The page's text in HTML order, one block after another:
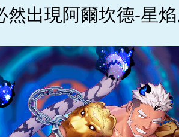
然出現阿爾坎德-星